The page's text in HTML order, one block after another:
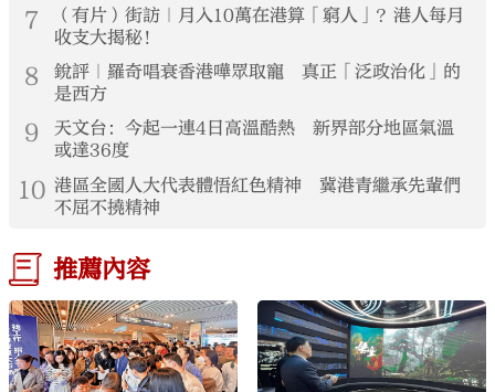
7
（有片）街訪｜月入10萬在港算「窮人」？港人每月
收支大揭秘！
8
銳評｜羅奇唱衰香港嘩眾取寵 真正「泛政治化」的
是西方
9
天文台：今起一連4日高溫酷熱 新界部分地區氣溫
或達36度
10 港區全國人大代表體悟紅色精神 冀港青繼承先輩們
不屈不撓精神
推薦內容